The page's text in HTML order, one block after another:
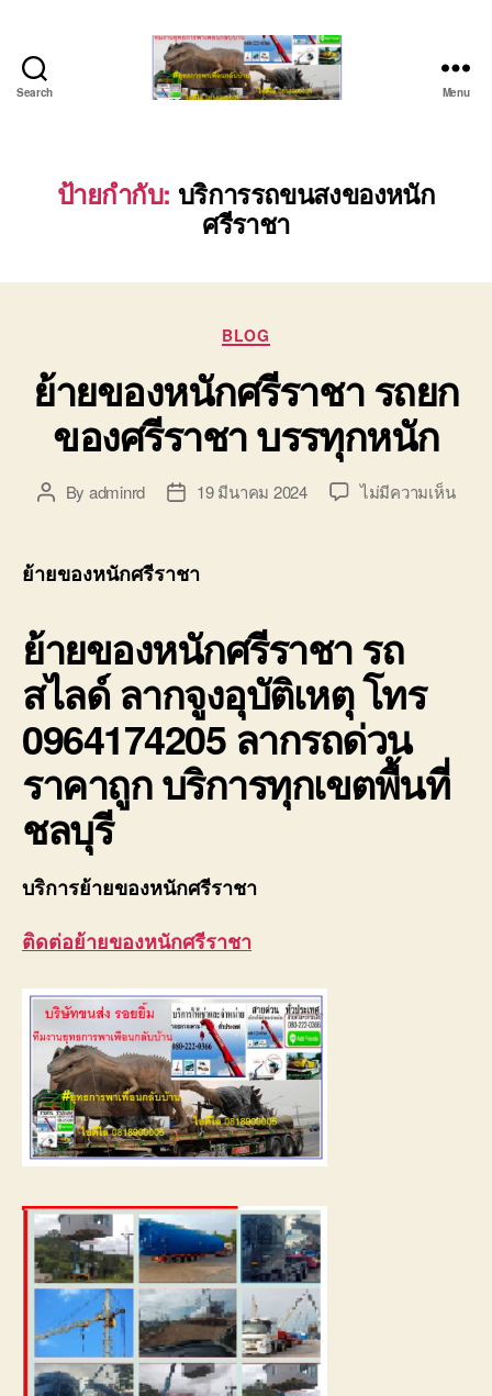
Search
ยก
ของ
หนัก
0818900005,
0800628488
Menu
ป้ายกำกับ: บริการรถขนสงของหนัก
ศรีราชา
Categories
BLOG
ย้ายของหนักศรีราชา รถยก
ของศรีราชา บรรทุกหนัก
PostBy adminrd
Post19 มีนาคม 2024 ไม่มีความเห็นบน
ย้ายของหนักศรีราชา
ย้ายของหนักศรีราชารถ
สไลด์ ลากจูงอุบัติเหตุ โทร
0964174205 ลากรถด่วน
ราคาถูก บริการทุกเขตพื้นที่
ชลบุรี
บริการย้ายของหนักศรีราชา
ติดต่อย้ายของหนักศรีราชา